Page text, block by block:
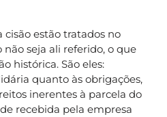
estão tratados no
seja ali referido, o que
histórica. São eles:
quanto às obrigações,
inerentes à parcela do
recebida pela empresa